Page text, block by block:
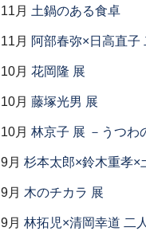
11月 土鍋のある食卓
11月 阿部春弥×日高直子
10月 花岡隆 展
10月 藤塚光男 展
10月 林京子 展 －うつわ
9月 杉本太郎×鈴木重孝×
9月 木のチカラ 展
9月 林拓児×清岡幸道 二